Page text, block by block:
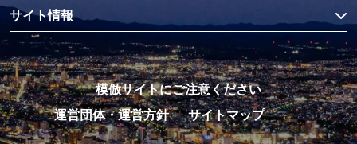
サイト情報
模倣サイトにご注意ください
運営団体・運営方針
サイトマップ